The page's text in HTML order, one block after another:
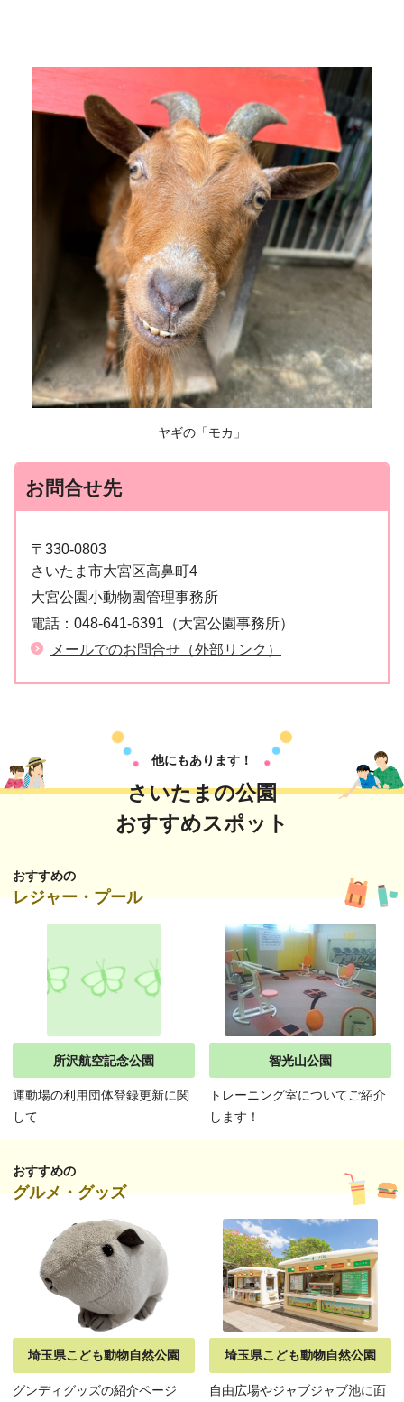
ヤギの「モカ」
お問合せ先
〒330-0803
さいたま市大宮区高鼻町4
大宮公園小動物園管理事務所
電話： 048-641-6391（大宮公園事務所）
メールでのお問合せ（外部リンク）
他にもあります！
さいたまの公園
おすすめスポット
おすすめの
レジャー・プール
所沢航空記念公園
運動場の利用団体登録更新に関
して
智光山公園
トレーニング室についてご紹介
します！
おすすめの
グルメ・グッズ
埼玉県こども動物自然公園
グンディグッズの紹介ページ
埼玉県こども動物自然公園
自由広場やジャブジャブ池に面